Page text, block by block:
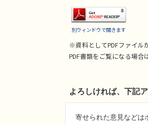
別ウィンドウで開きます
※資料としてPDFファイル
PDF書類をご覧になる場合